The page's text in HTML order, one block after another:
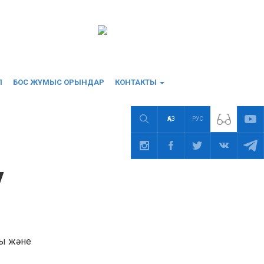
БОС ЖҰМЫС ОРЫНДАР КОНТАКТЫ
ҚАЗ РУС
және